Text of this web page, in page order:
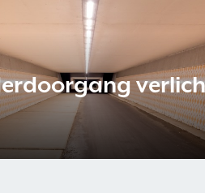
Groningen
verlichting buiten